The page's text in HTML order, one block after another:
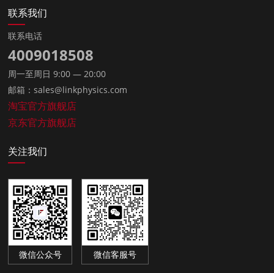
联系我们
联系电话
4009018508
周一至周日 9:00 — 20:00
邮箱：sales@linkphysics.com
淘宝官方旗舰店
京东官方旗舰店
关注我们
微信公众号 微信客服号